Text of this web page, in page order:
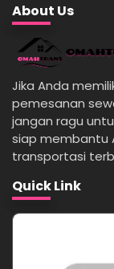
About Us
Jika Anda
pemesanan
jangan ragu
siap membantu
transportasi
Quick Link